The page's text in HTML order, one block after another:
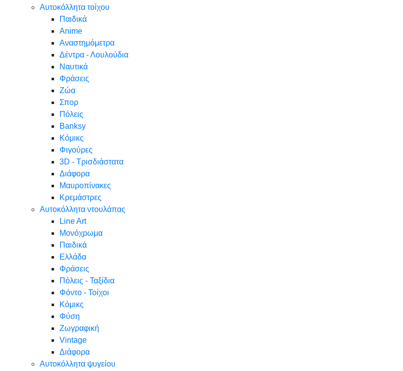
Αυτοκόλλητα τοίχου
Παιδικά
Anime
Αναστημόμετρα
Δέντρα - Λουλούδια
Ναυτικά
Φράσεις
Ζώα
Σπορ
Πόλεις
Banksy
Κόμικς
Φιγούρες
3D - Τρισδιάστατα
Διάφορα
Μαυροπίνακες
Κρεμάστρες
Αυτοκόλλητα ντουλάπας
Line Art
Μονόχρωμα
Παιδικά
Ελλάδα
Φράσεις
Πόλεις - Ταξίδια
Φόντο - Τοίχοι
Κόμικς
Φύση
Ζωγραφική
Vintage
Διάφορα
Αυτοκόλλητα ψυγείου